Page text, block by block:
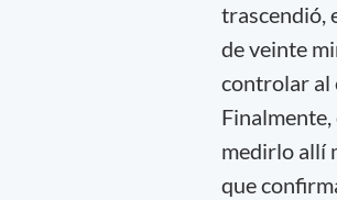
trascendió,
de veinte
controlar al
Finalmente,
medirlo allí
que